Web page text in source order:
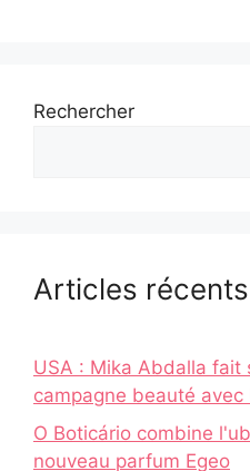
Rechercher
Articles récents
USA : Mika Abdalla fait
campagne beauté avec
O Boticário combine
nouveau parfum Egeo